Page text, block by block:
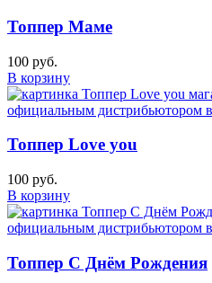
Топпер Маме
100 руб.
В корзину
Топпер Love you
100 руб.
В корзину
Топпер С Днём Рождения